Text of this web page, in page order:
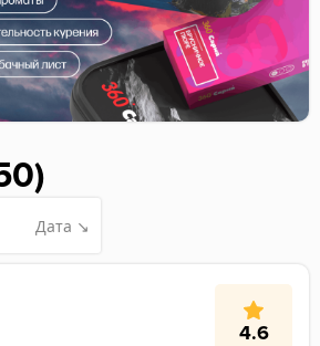
Дата ↘
4.6